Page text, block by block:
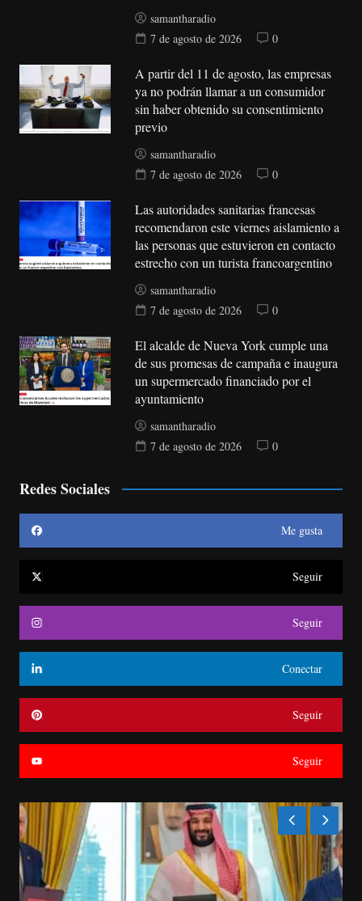
samantharadio
7 de agosto de 2026
0
A partir del 11 de agosto, las empresas
ya no podrán llamar a un consumidor
sin haber obtenido su consentimiento
previo
samantharadio
7 de agosto de 2026
0
Las autoridades sanitarias francesas
recomendaron este viernes aislamiento a
las personas que estuvieron en contacto
estrecho con un turista francoargentino
samantharadio
7 de agosto de 2026
0
El alcalde de Nueva York cumple una
de sus promesas de campaña e inaugura
un supermercado financiado por el
ayuntamiento
samantharadio
7 de agosto de 2026
0
Redes Sociales
Me gusta
Seguir
Seguir
Conectar
Seguir
Seguir